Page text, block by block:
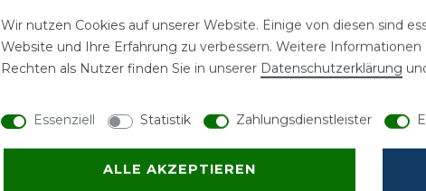
Wir nutzen Cookies auf unserer Website. Einige von diesen sind
Website und Ihre Erfahrung zu verbessern. Weitere
Rechten als Nutzer finden Sie in unserer Daten­schutz­erklärung
Essenziell Statistik Zahlungsdienstleister
ALLE AKZEPTIEREN